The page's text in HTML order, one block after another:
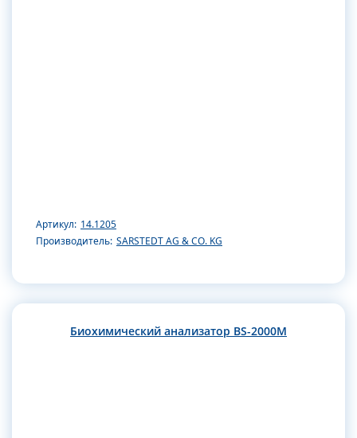
Артикул: 14.1205
Производитель: SARSTEDT AG & CO. KG
Биохимический анализатор BS-2000M